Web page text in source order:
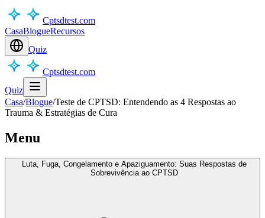
Cptsdtest.com
CasaBlogueRecursos
Quiz
Cptsdtest.com
Quiz
Casa/Blogue/Teste de CPTSD: Entendendo as 4 Respostas ao
Trauma & Estratégias de Cura
Menu
Luta, Fuga, Congelamento e Apaziguamento: Suas Respostas de
Sobrevivência ao CPTSD